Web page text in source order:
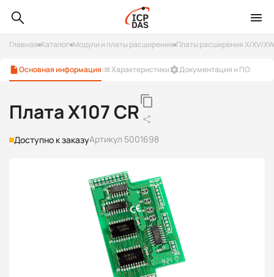
Главная Каталог Модули и платы расширения Платы расширения X/XV/XW
Основная информация Характеристики Документация и ПО
Плата X107 CR
Доступно к заказуАртикул 5001698